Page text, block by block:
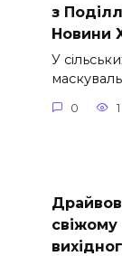
з
Новини
У
0 1
свіжому